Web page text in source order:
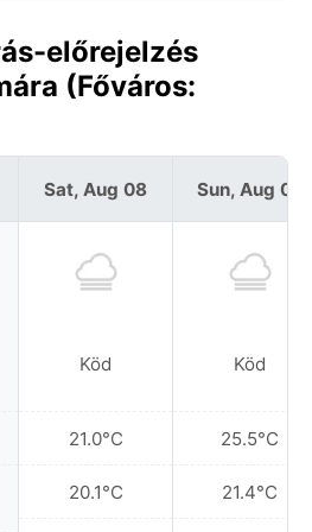
előrejelzés
(Főváros:
Sat, Aug 08
Köd
21.0°C
20.1°C
Sun, Aug 09
Köd
25.5°C
21.4°C